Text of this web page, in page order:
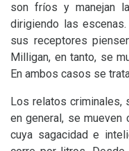
son fríos y manejan
dirigiendo las
sus receptores
Milligan, en tanto, se
En ambos casos se
Los relatos criminales,
en general, se
cuya sagacidad e